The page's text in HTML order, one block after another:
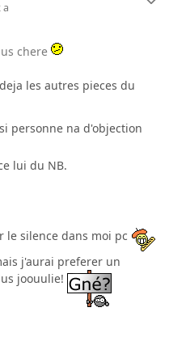
a
chere
les autres pieces du
personne na d'objection
lui du NB.
le silence dans moi pc
j'aurai preferer un
joouulie!